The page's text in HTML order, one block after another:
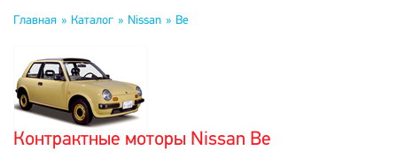
Главная Каталог Nissan Be
Контрактные моторы Nissan Be